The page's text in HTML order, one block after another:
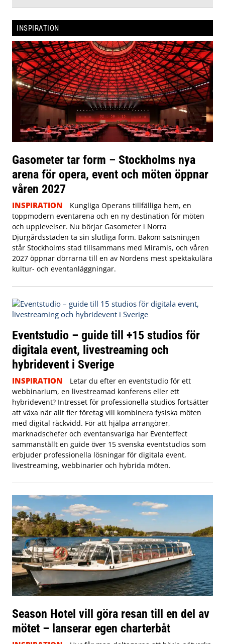
INSPIRATION
Gasometer tar form – Stockholms nya
arena för opera, event och möten öppnar
våren 2027
INSPIRATION
Kungliga Operans tillfälliga hem, en
toppmodern eventarena och en ny destination för möten
och upplevelser. Nu börjar Gasometer i Norra
Djurgårdsstaden ta sin slutliga form. Bakom satsningen
står Stockholms stad tillsammans med Miramis, och våren
2027 öppnar dörrarna till en av Nordens mest spektakulära
kultur- och eventanläggningar.
Eventstudio – guide till +15 studios för
digitala event, livestreaming och
hybridevent i Sverige
INSPIRATION
Letar du efter en eventstudio för ett
webbinarium, en livestreamad konferens eller ett
hybridevent? Intresset för professionella studios fortsätter
att växa när allt fler företag vill kombinera fysiska möten
med digital räckvidd. För att hjälpa arrangörer,
marknadschefer och eventansvariga har Eventeffect
sammanställt en guide över 15 svenska eventstudios som
erbjuder professionella lösningar för digitala event,
livestreaming, webbinarier och hybrida möten.
Season Hotel vill göra resan till en del av
mötet – lanserar egen charterbåt